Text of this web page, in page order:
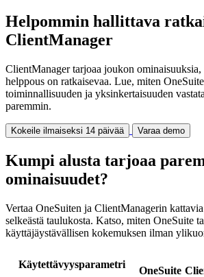
Helpommin hallittava
ClientManager
ClientManager tarjoaa joukon ominaisuuksia,
helppous on ratkaisevaa. Lue, miten
toiminnallisuuden ja yksinkertaisuuden
paremmin.
Kokeile ilmaiseksi 14 päivää Varaa demo
Kumpi alusta tarjoaa
ominaisuudet?
Vertaa OneSuiten ja ClientManagerin
selkeästä taulukosta. Katso, miten OneSuite
käyttäjäystävällisen kokemuksen ilman
Käytettävyysparametri
OneSuite